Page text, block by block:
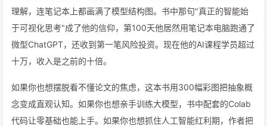
理解，连笔记本上都画满了模型结构图。书中那句"真正的智能始
于可视化思考"成了他的信仰，第100天他居然用笔记本电脑跑通了
微型ChatGPT，还收到第一笔风险投资。现在他的AI课程学员超过
十万，收入是之前的十倍。
如果你也想摆脱看不懂论文的焦虑，这本书用300幅彩图把抽象概
念变成直观认知。如果你也想亲手训练大模型，书中配套的Colab
代码让零基础也能上手。如果你也想抓住人工智能红利期，作者把